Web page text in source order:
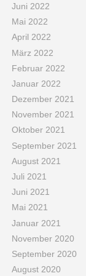
Juni 2022
Mai 2022
April 2022
März 2022
Februar 2022
Januar 2022
Dezember 2021
November 2021
Oktober 2021
September 2021
August 2021
Juli 2021
Juni 2021
Mai 2021
Januar 2021
November 2020
September 2020
August 2020